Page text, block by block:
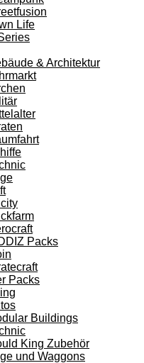
Life
& Architektur
Packs
Packs
Buildings
King Zubehör
und Waggons